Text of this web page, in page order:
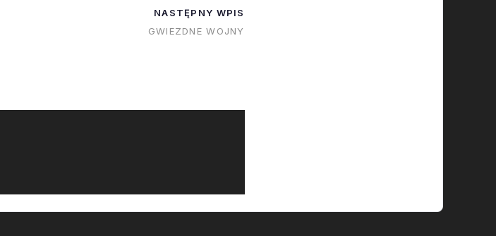
NASTĘPNY WPIS
GWIEZDNE WOJNY